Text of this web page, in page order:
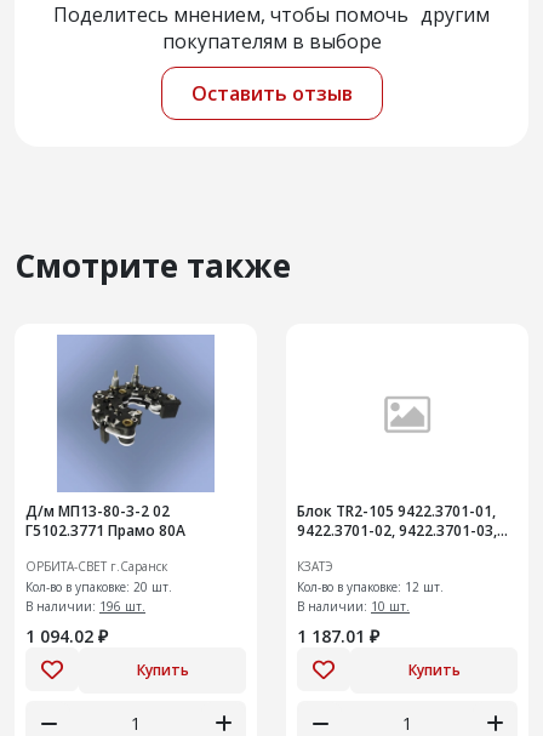
Поделитесь мнением, чтобы помочь другим
покупателям в выборе
Оставить отзыв
Смотрите также
Д/м МП13-80-3-2 02
Г5102.3771 Прамо 80А
ОРБИТА-СВЕТ г.Саранск
Кол-во в упаковке: 20 шт.
В наличии: 196 шт.
1 094.02 ₽
Купить
Блок TR2-105 9422.3701-01,
9422.3701-02, 9422.3701-03,
7762.3701-12
КЗАТЭ
Кол-во в упаковке: 12 шт.
В наличии: 10 шт.
1 187.01 ₽
Купить